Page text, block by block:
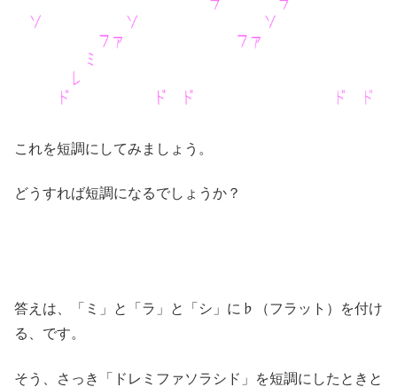
これを短調にしてみましょう。
どうすれば短調になるでしょうか？
答えは、「ミ」と「ラ」と「シ」に♭（フラット）を付け
る、です。
そう、さっき「ドレミファソラシド」を短調にしたときと